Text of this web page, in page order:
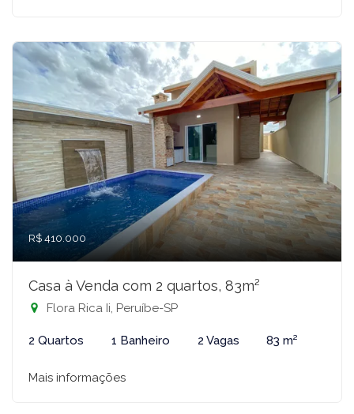
R$ 410.000
Casa à Venda com 2 quartos, 83m²
Flora Rica Ii, Peruíbe-SP
2 Quartos 1 Banheiro 2 Vagas 83 m²
Mais informações